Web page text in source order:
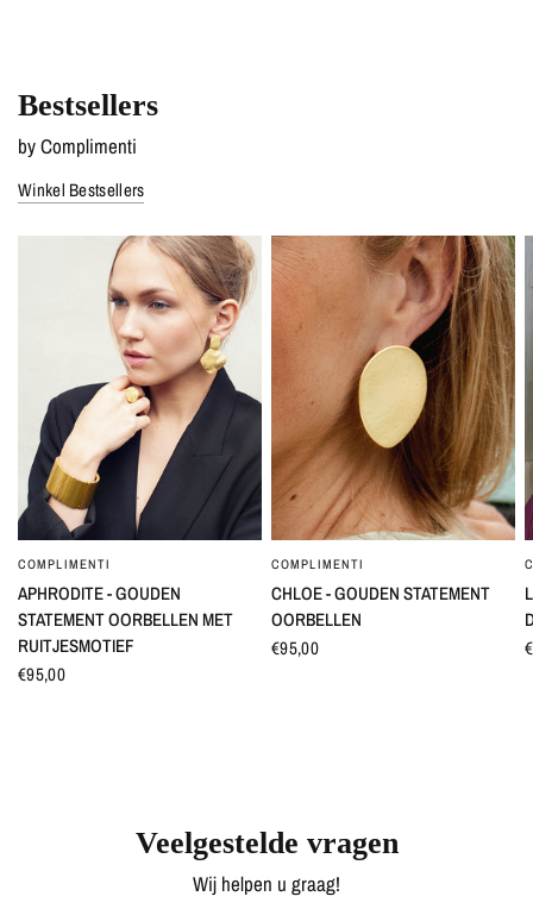
Bestsellers
by Complimenti
Winkel Bestsellers
SNEL BEKIJKEN
COMPLIMENTI
APHRODITE - GOUDEN
STATEMENT OORBELLEN MET
RUITJESMOTIEF
€95,00
SNEL BEKIJKEN
COMPLIMENTI
CHLOE - GOUDEN STATEMENT
OORBELLEN
€95,00
Veelgestelde vragen
Wij helpen u graag!